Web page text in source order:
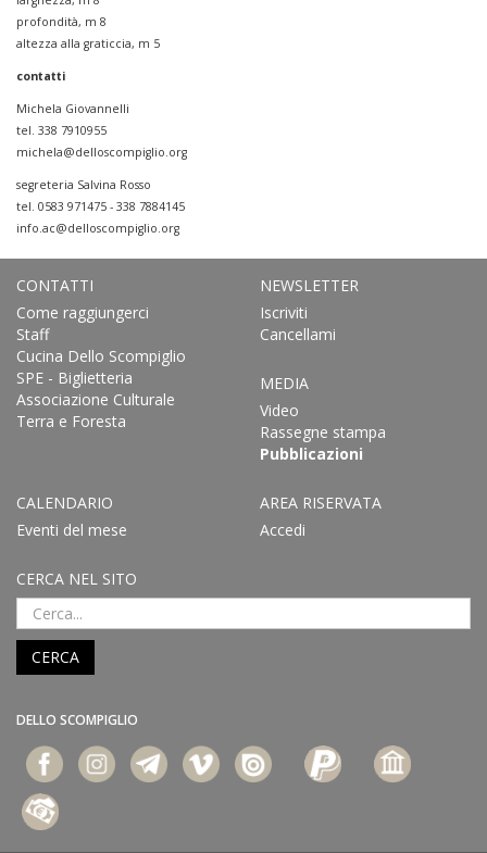
profondità, m 8
altezza alla graticcia, m 5
contatti
Michela Giovannelli
tel. 338 7910955
michela@delloscompiglio.org
segreteria Salvina Rosso
tel. 0583 971475 - 338 7884145
info.ac@delloscompiglio.org
CONTATTI
Come raggiungerci
Staff
Cucina Dello Scompiglio
SPE - Biglietteria
Associazione Culturale
Terra e Foresta
NEWSLETTER
Iscriviti
Cancellami
MEDIA
Video
Rassegne stampa
Pubblicazioni
CALENDARIO
Eventi del mese
AREA RISERVATA
Accedi
CERCA NEL SITO
CERCA
DELLO SCOMPIGLIO